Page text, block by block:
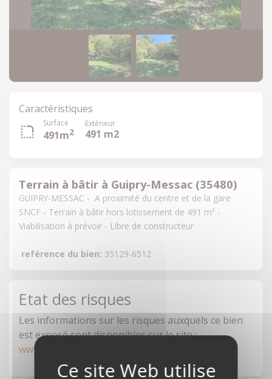
Caractéristiques
Surface
491m2
Extérieur
491 m2
Terrain à bâtir à Guipry-Messac (35480)
GUIPRY-MESSAC -  A proximité du centre et de la gare
SNCF - Terrain à bâtir hors lotissement de 491 m² -
Viabilisation à prévoir - Libre de constructeur
reférence du bien: 35129-6512
Etat des risques
Les informations sur les risques auxquels ce bien
est exposé sont disponibles sur le site :
www.georisques.gouv.fr